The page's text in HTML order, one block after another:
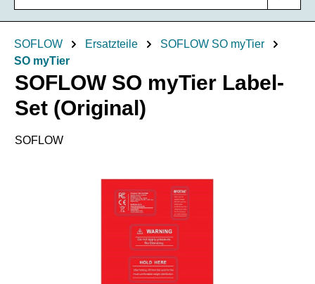
SOFLOW Ersatzteile
SOFLOW SO myTier
SO myTier
SOFLOW SO myTier Label-
Set (Original)
SOFLOW